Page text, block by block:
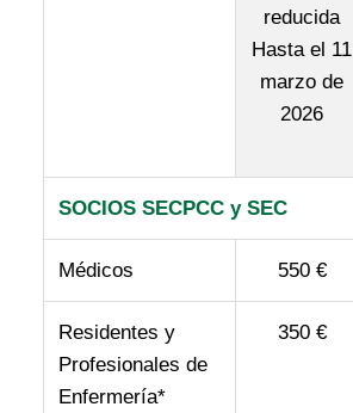
reducida
Hasta el 11
marzo de
2026
SOCIOS SECPCC y SEC
Médicos 550 €
Residentes y
Profesionales de
Enfermería*
350 €